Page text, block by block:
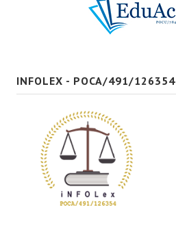
INFOLEX - POCA/491/126354